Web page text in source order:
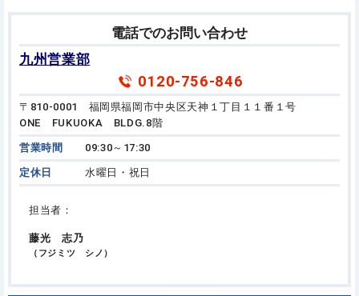
電話でのお問い合わせ
九州営業部
0120-756-846
〒810-0001 福岡県福岡市中央区天神１丁目１１番１号
ONE FUKUOKA BLDG.8階
営業時間 09:30～17:30
定休日 水曜日・祝日
担当者：
藤光 志乃
（フジミツ シノ）